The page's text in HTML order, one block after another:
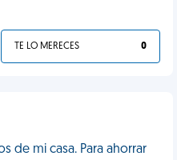
TE LO MERECES 0
de mi casa. Para ahorrar